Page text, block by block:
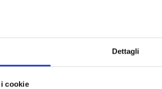
Dettagli
cookie
- La importancia de lavarse las manos
para la prevención de
la supervivencia de millones
Por ello,
COOPI – Cooperazione
Ecuador, y con el